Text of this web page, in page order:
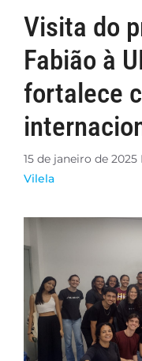
Visita do
Fabião à
fortalece
15 de janeiro de 2025
Vilela